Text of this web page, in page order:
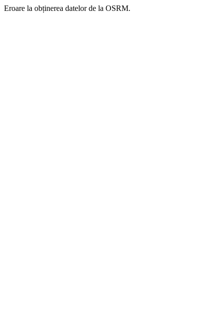
Eroare la obținerea datelor de la OSRM.